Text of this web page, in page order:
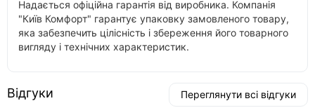
Надається офіційна гарантія від виробника. Компанія
"Київ Комфорт" гарантує упаковку замовленого товару,
яка забезпечить цілісність і збереження його товарного
вигляду і технічних характеристик.
Відгуки Переглянути всі відгуки